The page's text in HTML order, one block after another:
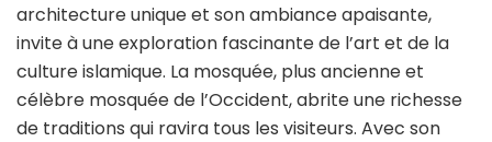
cœur
du
Mouffetard
architecture unique et son ambiance apaisante,
invite à une exploration fascinante de l’art et de la
culture islamique. La mosquée, plus ancienne et
célèbre mosquée de l’Occident, abrite une richesse
de traditions qui ravira tous les visiteurs. Avec son